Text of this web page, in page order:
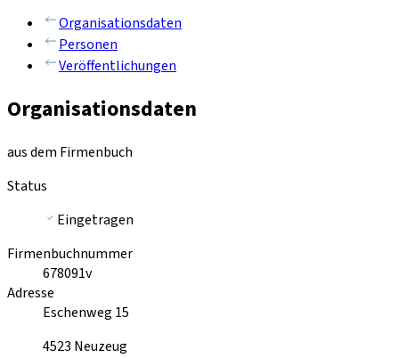
Organisationsdaten
Personen
Veröffentlichungen
Organisationsdaten
aus dem Firmenbuch
Status
Eingetragen
Firmenbuchnummer
678091v
Adresse
Eschenweg 15
4523 Neuzeug